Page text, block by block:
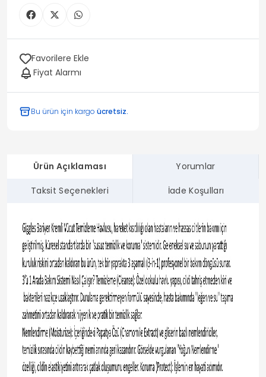
Favorilere Ekle
Fiyat Alarmı
Bu ürün için kargo ücretsiz.
Ürün Açıklaması Yorumlar
Taksit Seçenekleri İade Koşulları